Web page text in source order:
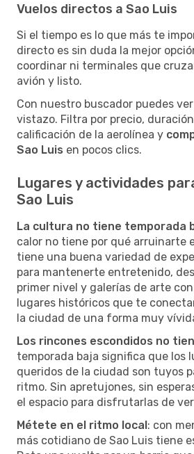
Vuelos directos a Sao Luis
Si el tiempo es lo que más te
directo es sin duda la mejor
coordinar ni terminales que
avión y listo.
Con nuestro buscador puedes
vistazo. Filtra por precio,
calificación de la aerolínea y
Sao Luis en pocos clics.
Lugares y actividades
Sao Luis
La cultura no tiene temporada
calor no tiene por qué arruinarte
tiene una buena variedad de
para mantenerte entretenido,
primer nivel y galerías de arte
lugares históricos que te
la ciudad de una forma muy
Los rincones escondidos no
temporada baja significa que los
queridos de la ciudad son tuyos
ritmo. Sin apretujones, sin
el espacio para disfrutarlas de
Métete en el ritmo local: con
más cotidiano de Sao Luis tiene